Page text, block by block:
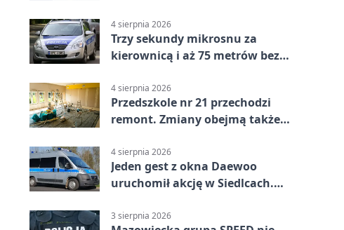
4 sierpnia 2026
Trzy sekundy mikrosnu za
kierownicą i aż 75 metrów bez
4 sierpnia 2026
Przedszkole nr 21 przechodzi
remont. Zmiany obejmą także
4 sierpnia 2026
Jeden gest z okna Daewoo
uruchomił akcję w Siedlcach.
3 sierpnia 2026